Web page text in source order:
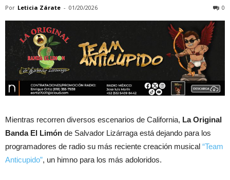
Por Leticia Zárate - 01/20/2026 0
Mientras recorren diversos escenarios de California, La Original
Banda El Limón de Salvador Lizárraga está dejando para los
programadores de radio su más reciente creación musical “Team
Anticupido”, un himno para los más adoloridos.